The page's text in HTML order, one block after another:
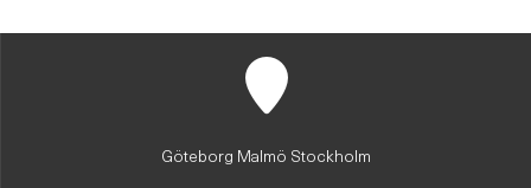
Göteborg Malmö Stockholm